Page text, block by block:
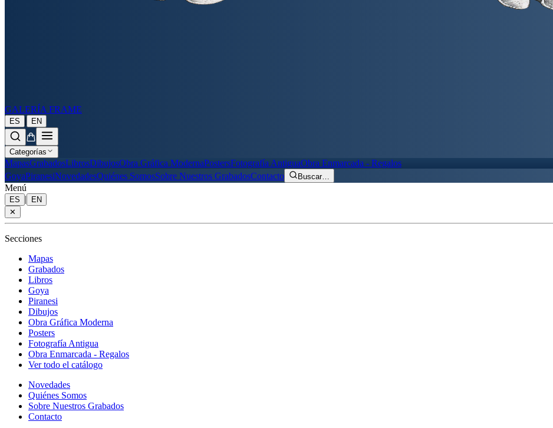
GALERÍA FRAME
ES | EN
Categorías
MapasGrabadosLibrosDibujosObra Gráfica ModernaPostersFotografía AntiguaObra Enmarcada - Regalos
GoyaPiranesiNovedadesQuiénes SomosSobre Nuestros GrabadosContacto Buscar…
Menú
ES |
EN
✕
Secciones
Mapas
Grabados
Libros
Goya
Piranesi
Dibujos
Obra Gráfica Moderna
Posters
Fotografía Antigua
Obra Enmarcada - Regalos
Ver todo el catálogo
Novedades
Quiénes Somos
Sobre Nuestros Grabados
Contacto